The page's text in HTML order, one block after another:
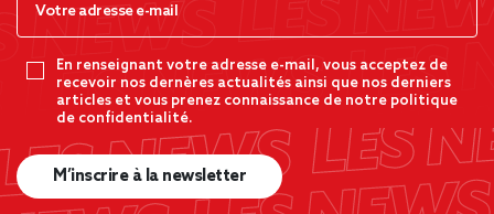
En renseignant votre adresse e-mail, vous acceptez de
recevoir nos dernères actualités ainsi que nos derniers
articles et vous prenez connaissance de notre politique
de confidentialité.
M’inscrire à la newsletter